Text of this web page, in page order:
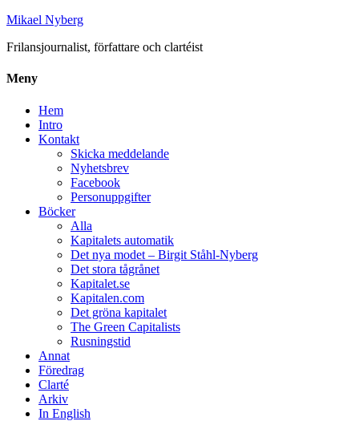
Mikael Nyberg
Frilansjournalist, författare och clartéist
Meny
Hem
Intro
Kontakt
Skicka meddelande
Nyhetsbrev
Facebook
Personuppgifter
Böcker
Alla
Kapitalets automatik
Det nya modet – Birgit Ståhl-Nyberg
Det stora tågrånet
Kapitalet.se
Kapitalen.com
Det gröna kapitalet
The Green Capitalists
Rusningstid
Annat
Föredrag
Clarté
Arkiv
In English